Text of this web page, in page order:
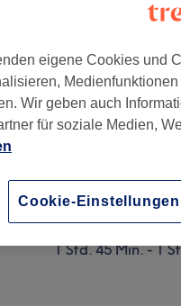
, 10719
1 Std.Details
Damen -
1 Std. 45 Min. - 1
eigene Cookies und
Wir geben auch
für soziale Medien,
Cookie-Einstellungen